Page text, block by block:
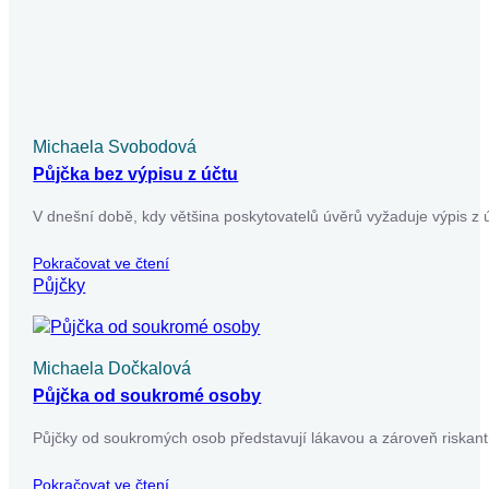
Pokračovat ve čtení
Půjčky
Už máte dost nekonečného
Usnadněte si to – vyplňte jen jeden formulář a
ochotné vám půjčit. Pak už si jen vyberete tu